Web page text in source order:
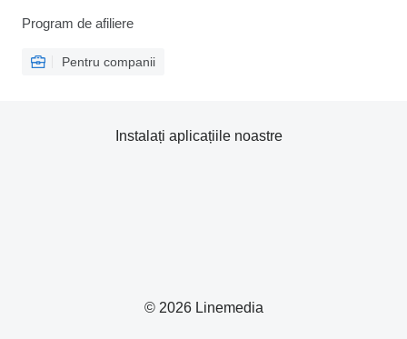
Program de afiliere
Pentru companii
© 2026 Linemedia
Instalați aplicațiile noastre